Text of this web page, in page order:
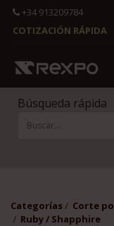
+34 913209784
COTIZACIÓN RÁPIDA
Búsqueda rápida
Categorías Corte
Ruby / Shapphire